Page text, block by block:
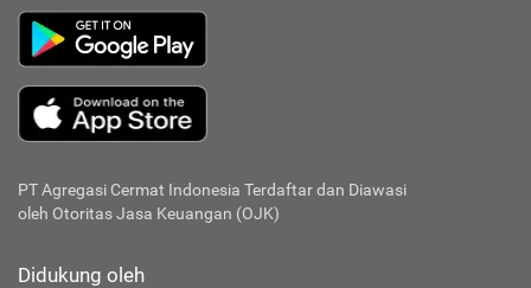
PT Agregasi Cermat Indonesia Terdaftar dan Diawasi
oleh Otoritas Jasa Keuangan (OJK)
Didukung oleh